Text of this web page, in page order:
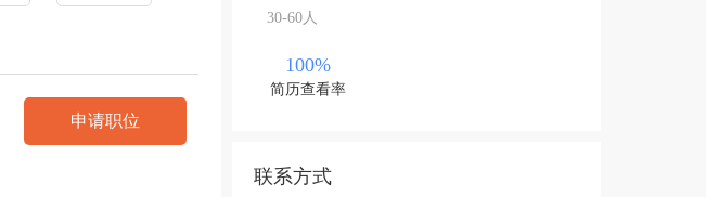
申请职位
30-60人
100%
简历查看率
联系方式